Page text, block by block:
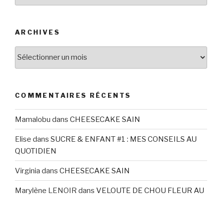
ARCHIVES
Archives
COMMENTAIRES RÉCENTS
Mamalobu dans CHEESECAKE SAIN
Elise dans SUCRE & ENFANT #1 : MES CONSEILS AU
QUOTIDIEN
Virginia dans CHEESECAKE SAIN
Marylène LENOIR dans VELOUTE DE CHOU FLEUR AU